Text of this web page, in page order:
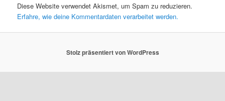
Diese Website verwendet Akismet, um Spam zu reduzieren.
Erfahre, wie deine Kommentardaten verarbeitet werden.
Stolz präsentiert von WordPress